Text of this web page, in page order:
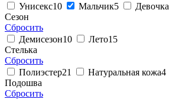
Унисекс10 Мальчик5 Девочка
Сезон
Сбросить
Демисезон10 Лето15
Стелька
Сбросить
Полиэстер21 Натуральная кожа4
Подошва
Сбросить